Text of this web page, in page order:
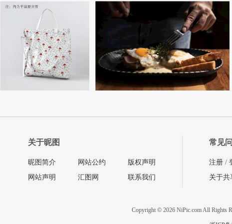
关于昵图
昵图简介
网站声明
网站公约
汇图网
版权声明
联系我们
常见
注册 /
关于共
Copyright © 2026 NiPic.com All Rights